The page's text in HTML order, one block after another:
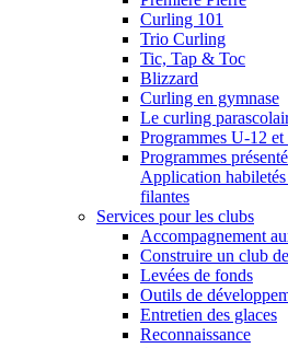
Curling 101
Trio Curling
Tic, Tap & Toc
Blizzard
Curling en gymnase
Le curling
Programmes U-12
Programmes
Application
filantes
Services pour les clubs
Accompagnement
Construire un club
Levées de fonds
Outils de
Entretien des glaces
Reconnaissance